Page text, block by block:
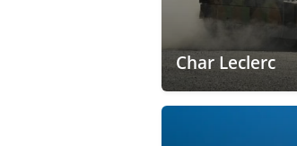
Char Leclerc